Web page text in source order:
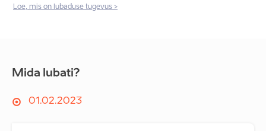
Loe, mis on lubaduse tugevus >
Mida lubati?
01.02.2023